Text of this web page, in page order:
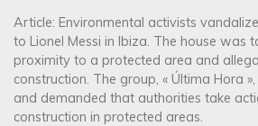
Article: Environmental activists
to Lionel Messi in Ibiza. The house was
proximity to a protected area and
construction. The group, « Última Hora
and demanded that authorities take
construction in protected areas.